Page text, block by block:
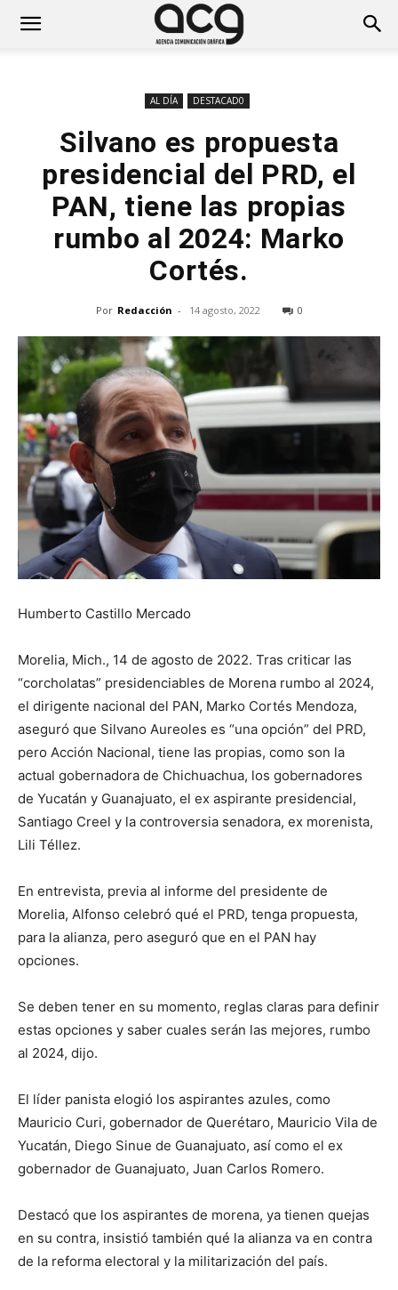
AL DÍA DESTACAD0
Silvano es propuesta
presidencial del PRD, el
PAN, tiene las propias
rumbo al 2024: Marko
Cortés.
Por Redacción - 14 agosto, 2022 0
Humberto Castillo Mercado
Morelia, Mich., 14 de agosto de 2022. Tras criticar las
“corcholatas” presidenciables de Morena rumbo al 2024,
el dirigente nacional del PAN, Marko Cortés Mendoza,
aseguró que Silvano Aureoles es “una opción” del PRD,
pero Acción Nacional, tiene las propias, como son la
actual gobernadora de Chichuachua, los gobernadores
de Yucatán y Guanajuato, el ex aspirante presidencial,
Santiago Creel y la controversia senadora, ex morenista,
Lili Téllez.
En entrevista, previa al informe del presidente de
Morelia, Alfonso celebró qué el PRD, tenga propuesta,
para la alianza, pero aseguró que en el PAN hay
opciones.
Se deben tener en su momento, reglas claras para definir
estas opciones y saber cuales serán las mejores, rumbo
al 2024, dijo.
El líder panista elogió los aspirantes azules, como
Mauricio Curi, gobernador de Querétaro, Mauricio Vila de
Yucatán, Diego Sinue de Guanajuato, así como el ex
gobernador de Guanajuato, Juan Carlos Romero.
Destacó que los aspirantes de morena, ya tienen quejas
en su contra, insistió también qué la alianza va en contra
de la reforma electoral y la militarización del país.